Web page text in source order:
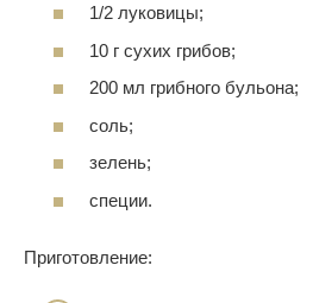
1/2 луковицы;
10 г сухих грибов;
200 мл грибного бульона;
соль;
зелень;
специи.
Приготовление: